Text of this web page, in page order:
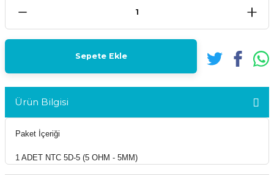
Sepete Ekle
Ürün Bilgisi
Paket İçeriği
1 ADET NTC 5D-5 (5 OHM - 5MM)